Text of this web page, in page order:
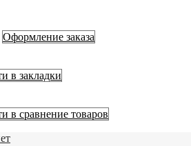
Оформление заказа
в закладки
в сравнение товаров